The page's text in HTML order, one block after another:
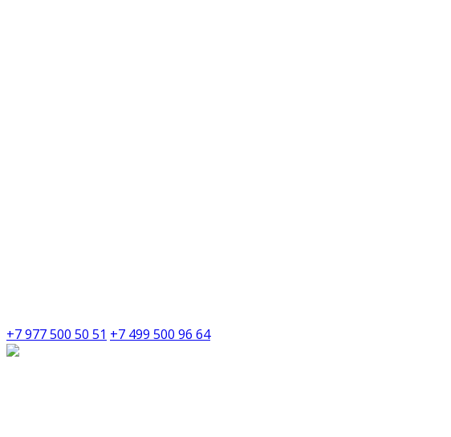
+7 977 500 50 51 +7 499 500 96 64